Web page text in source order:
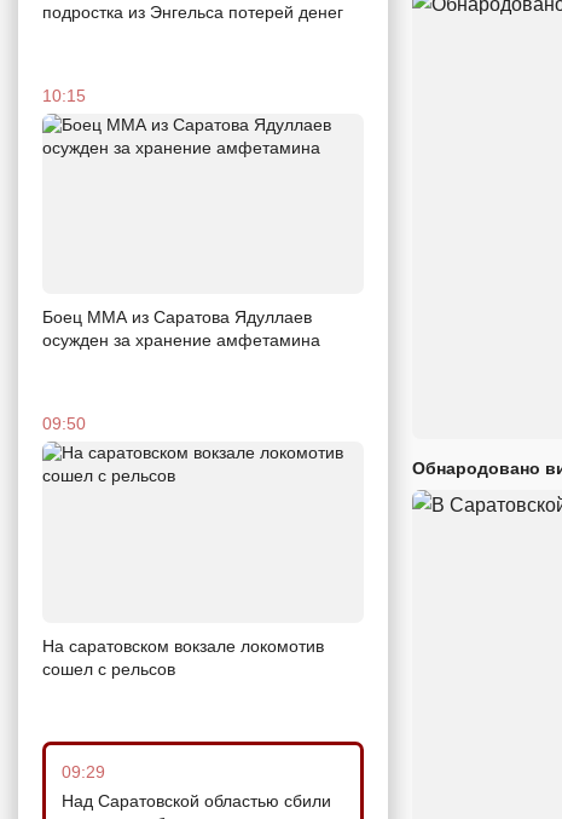
подростка из Энгельса потерей денег
10:15
Боец ММА из Саратова Ядуллаев
осужден за хранение амфетамина
09:50
На саратовском вокзале локомотив
сошел с рельсов
09:29
Над Саратовской областью сбили
Обнародовано